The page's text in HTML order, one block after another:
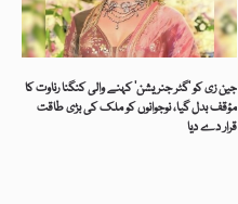
جین زی کو ’گٹر جنریشن‘ کہنے والی کنگنا رناوت کا
مؤقف بدل گیا، نوجوانوں کو ملک کی بڑی طاقت
قرار دے دیا